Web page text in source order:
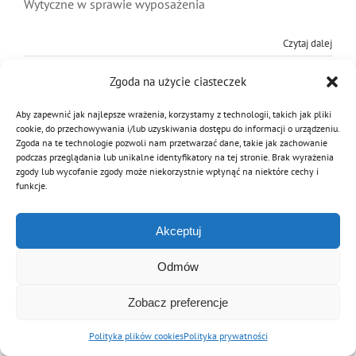
Zgoda na użycie ciasteczek
Aby zapewnić jak najlepsze wrażenia, korzystamy z technologii, takich jak pliki
cookie, do przechowywania i/lub uzyskiwania dostępu do informacji o urządzeniu.
Zgoda na te technologie pozwoli nam przetwarzać dane, takie jak zachowanie
podczas przeglądania lub unikalne identyfikatory na tej stronie. Brak wyrażenia
zgody lub wycofanie zgody może niekorzystnie wpłynąć na niektóre cechy i
funkcje.
Akceptuj
Odmów
Zobacz preferencje
Polityka plików cookiesPolityka prywatności
PNWM
Floriany
Historia
Poradnik
Sklep
Wytyczne w sprawie wyposażenia
Czytaj dalej
© Copyright 2012 - 2026 | Związek OSP RP
Archiwalna wersja strony